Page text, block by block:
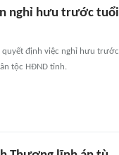
nghỉ hưu trước tuổi
quyết định việc nghỉ hưu trước
tộc HĐND tỉnh.